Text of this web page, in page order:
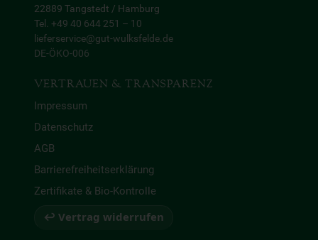
22889 Tangstedt / Hamburg
Tel. +49 40 644 251 – 10
lieferservice@gut-wulksfelde.de
DE-ÖKO-006
VERTRAUEN & TRANSPARENZ
Impressum
Datenschutz
AGB
Barrierefreiheitserklärung
Zertifikate & Bio-Kontrolle
↩ Vertrag widerrufen